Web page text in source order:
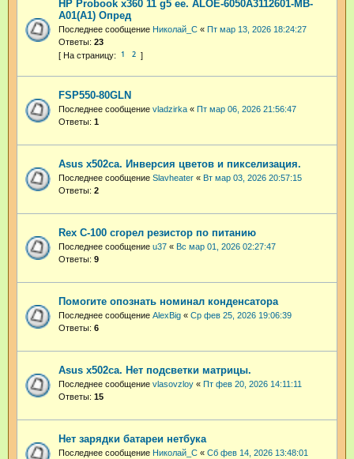
HP Probook x360 11 g5 ee. ALOE-6050A3112601-MB-
A01(A1) Опред
Последнее сообщение Николай_С « Пт мар 13, 2026 18:24:27
Ответы: 23
1 2
FSP550-80GLN
Последнее сообщение vladzirka « Пт мар 06, 2026 21:56:47
Ответы: 1
Asus x502ca. Инверсия цветов и пикселизация.
Последнее сообщение Slavheater « Вт мар 03, 2026 20:57:15
Ответы: 2
Rex C-100 сгорел резистор по питанию
Последнее сообщение u37 « Вс мар 01, 2026 02:27:47
Ответы: 9
Помогите опознать номинал конденсатора
Последнее сообщение AlexBig « Ср фев 25, 2026 19:06:39
Ответы: 6
Asus x502ca. Нет подсветки матрицы.
Последнее сообщение vlasovzloy « Пт фев 20, 2026 14:11:11
Ответы: 15
Нет зарядки батареи нетбука
Последнее сообщение Николай_С « Сб фев 14, 2026 13:48:01